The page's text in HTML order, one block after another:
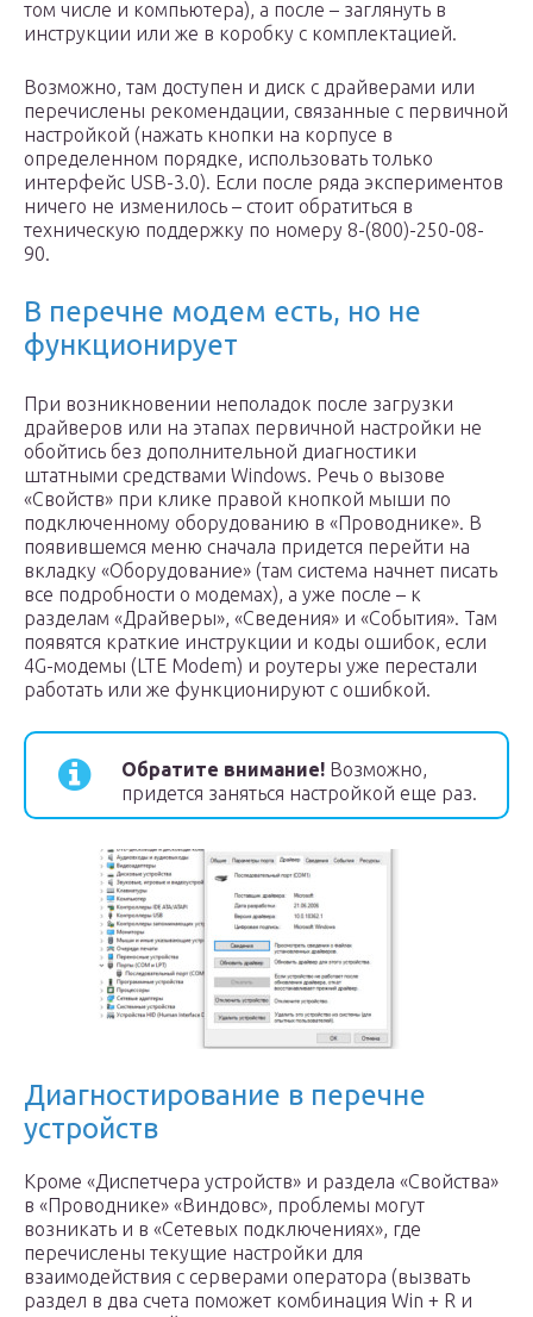
том числе и компьютера), а после – заглянуть в
инструкции или же в коробку с комплектацией.
Возможно, там доступен и диск с драйверами или
перечислены рекомендации, связанные с первичной
настройкой (нажать кнопки на корпусе в
определенном порядке, использовать только
интерфейс USB-3.0). Если после ряда экспериментов
ничего не изменилось – стоит обратиться в
техническую поддержку по номеру 8-(800)-250-08-
90.
В перечне модем есть, но не
функционирует
При возникновении неполадок после загрузки
драйверов или на этапах первичной настройки не
обойтись без дополнительной диагностики
штатными средствами Windows. Речь о вызове
«Свойств» при клике правой кнопкой мыши по
подключенному оборудованию в «Проводнике». В
появившемся меню сначала придется перейти на
вкладку «Оборудование» (там система начнет писать
все подробности о модемах), а уже после – к
разделам «Драйверы», «Сведения» и «События». Там
появятся краткие инструкции и коды ошибок, если
4G-модемы (LTE Modem) и роутеры уже перестали
работать или же функционируют с ошибкой.
Обратите внимание! Возможно,
придется заняться настройкой еще раз.
Диагностирование в перечне
устройств
Кроме «Диспетчера устройств» и раздела «Свойства»
в «Проводнике» «Виндовс», проблемы могут
возникать и в «Сетевых подключениях», где
перечислены текущие настройки для
взаимодействия с серверами оператора (вызвать
раздел в два счета поможет комбинация Win + R и